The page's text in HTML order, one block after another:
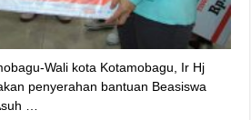
Wali kota Kotamobagu, Ir Hj
penyerahan bantuan Beasiswa
…